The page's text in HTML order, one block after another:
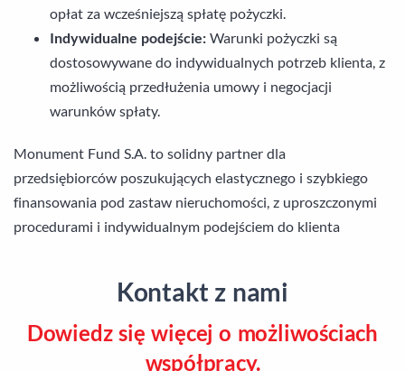
opłat za wcześniejszą spłatę pożyczki.
Indywidualne podejście: Warunki pożyczki są
dostosowywane do indywidualnych potrzeb klienta, z
możliwością przedłużenia umowy i negocjacji
warunków spłaty.
Monument Fund S.A. to solidny partner dla
przedsiębiorców poszukujących elastycznego i szybkiego
finansowania pod zastaw nieruchomości, z uproszczonymi
procedurami i indywidualnym podejściem do klienta
Kontakt z nami
Dowiedz się więcej o możliwościach
współpracy.